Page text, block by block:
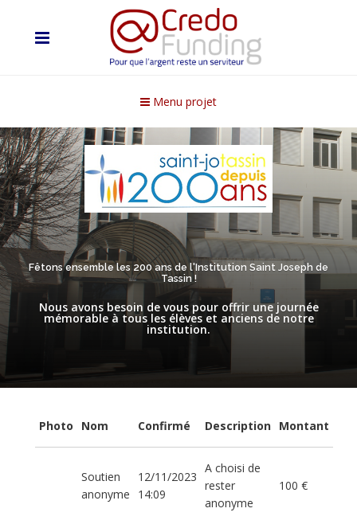
Menu projet
Fêtons ensemble les 200 ans de l'Institution Saint Joseph de
Tassin !
Nous avons besoin de vous pour offrir une journée
mémorable à tous les élèves et anciens de notre
institution.
Photo Nom Confirmé Description Montant
Soutien
anonyme
12/11/2023
14:09
A choisi de
rester
anonyme
100 €